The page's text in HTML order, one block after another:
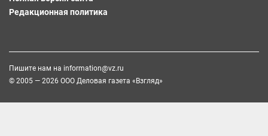
Редакционная политика
Пишите нам на information@vz.ru
© 2005 — 2026 ООО Деловая газета «Взгляд»